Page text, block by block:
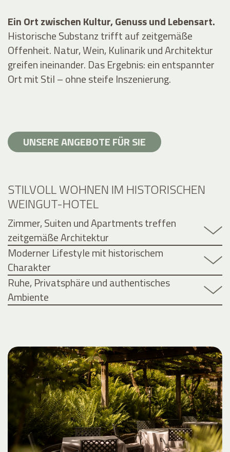
Ein Ort zwischen Kultur, Genuss und Lebensart.
Historische Substanz trifft auf zeitgemäße
Offenheit. Natur, Wein, Kulinarik und Architektur
greifen ineinander. Das Ergebnis: ein entspannter
Ort mit Stil – ohne steife Inszenierung.
UNSERE ANGEBOTE FÜR SIE
STILVOLL WOHNEN IM HISTORISCHEN
WEINGUT-HOTEL
Zimmer, Suiten und Apartments treffen
zeitgemäße Architektur
Moderner Lifestyle mit historischem
Charakter
Ruhe, Privatsphäre und authentisches
Ambiente